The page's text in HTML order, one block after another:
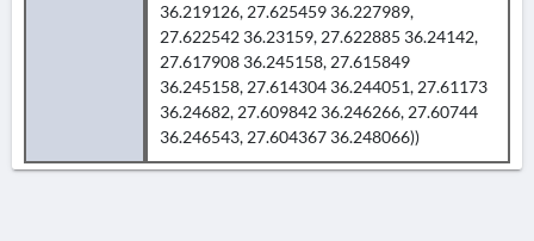
36.219126, 27.625459 36.227989,
27.622542 36.23159, 27.622885 36.24142,
27.617908 36.245158, 27.615849
36.245158, 27.614304 36.244051, 27.61173
36.24682, 27.609842 36.246266, 27.60744
36.246543, 27.604367 36.248066))